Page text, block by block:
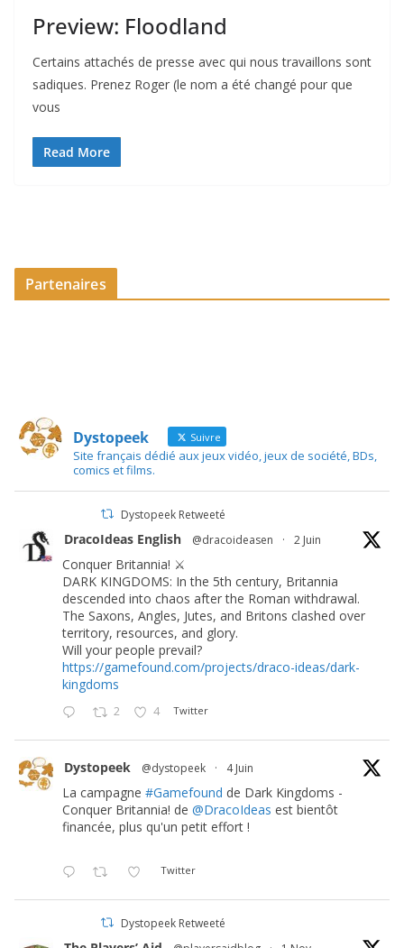
Preview: Floodland
Certains attachés de presse avec qui nous travaillons sont
sadiques. Prenez Roger (le nom a été changé pour que
vous
Read More
Partenaires
Dystopeek Suivre
Site français dédié aux jeux vidéo, jeux de société, BDs,
comics et films.
Dystopeek Retweeté
DracoIdeas English @dracoideasen · 2 Juin
Conquer Britannia! ⚔️
DARK KINGDOMS: In the 5th century, Britannia
descended into chaos after the Roman withdrawal.
The Saxons, Angles, Jutes, and Britons clashed over
territory, resources, and glory.
Will your people prevail?
https://gamefound.com/projects/draco-ideas/dark-
kingdoms
2 4 Twitter
Dystopeek @dystopeek · 4 Juin
La campagne #Gamefound de Dark Kingdoms -
Conquer Britannia! de @DracoIdeas est bientôt
financée, plus qu'un petit effort !
Twitter
Dystopeek Retweeté